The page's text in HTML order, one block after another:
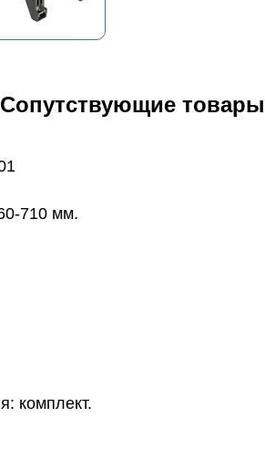
Сопутствующие товары
710 мм.
комплект.